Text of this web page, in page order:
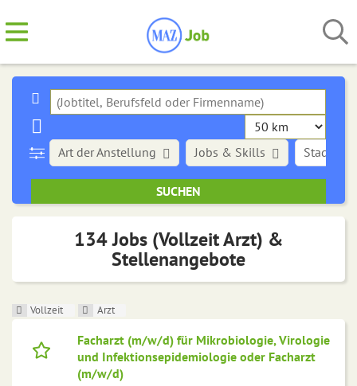
Stadt
Art der Anstellung Jobs & Skills
134 Jobs (Vollzeit Arzt) &
Stellenangebote
Vollzeit Arzt
Facharzt (m/w/d) für Mikrobiologie, Virologie
und Infektionsepidemiologie oder Facharzt
(m/w/d)